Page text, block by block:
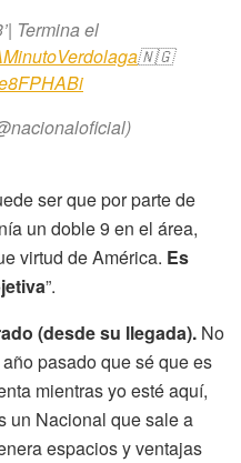
Termina el
🇳🇬
ser que por parte de
un doble 9 en el área,
virtud de América. Es
”.
(desde su llegada). No
pasado que sé que es
mientras yo esté aquí,
un Nacional que sale a
espacios y ventajas